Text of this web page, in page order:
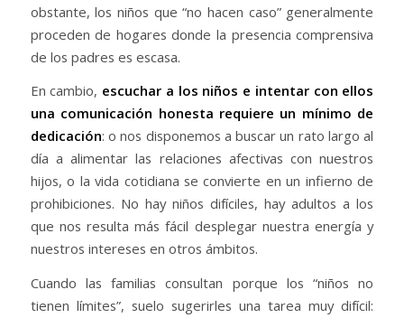
obstante, los niños que “no hacen caso” generalmente
proceden de hogares donde la presencia comprensiva
de los padres es escasa.
En cambio, escuchar a los niños e intentar con ellos
una comunicación honesta requiere un mínimo de
dedicación: o nos disponemos a buscar un rato largo al
día a alimentar las relaciones afectivas con nuestros
hijos, o la vida cotidiana se convierte en un infierno de
prohibiciones. No hay niños difíciles, hay adultos a los
que nos resulta más fácil desplegar nuestra energía y
nuestros intereses en otros ámbitos.
Cuando las familias consultan porque los “niños no
tienen límites”, suelo sugerirles una tarea muy difícil: